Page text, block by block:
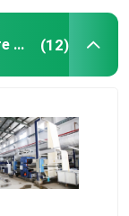
Macchina della regolazione di calore del tessuto (12)